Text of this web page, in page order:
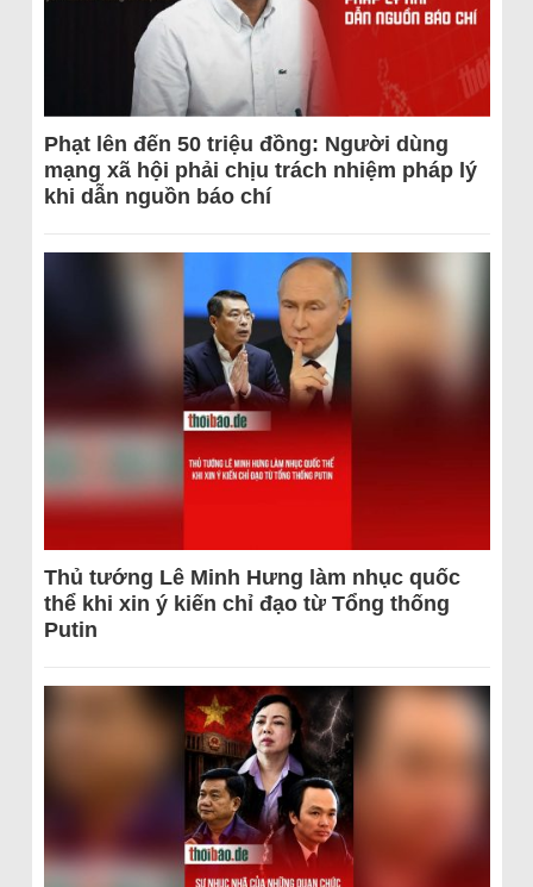
Phạt lên đến 50 triệu đồng: Người dùng
mạng xã hội phải chịu trách nhiệm pháp lý
khi dẫn nguồn báo chí
Thủ tướng Lê Minh Hưng làm nhục quốc
thể khi xin ý kiến chỉ đạo từ Tổng thống
Putin